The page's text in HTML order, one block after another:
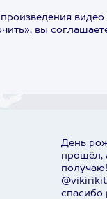
вы
День
прошёл,
получаю!
спасибо